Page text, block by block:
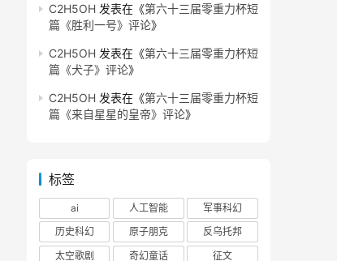
C2H5OH 发表在《第六十三届零重力杯短
篇《胜利一号》评论》
C2H5OH 发表在《第六十三届零重力杯短
篇《犬子》评论》
C2H5OH 发表在《第六十三届零重力杯短
篇《来自星星的皇帝》评论》
标签
ai 人工智能
军事科幻
历史科幻
原子朋克
反乌托邦
太空歌剧
奇幻童话 征文